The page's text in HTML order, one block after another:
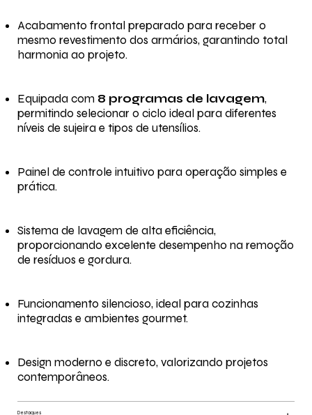
Acabamento frontal preparado para receber o
mesmo revestimento dos armários, garantindo total
harmonia ao projeto.
Equipada com 8 programas de lavagem,
permitindo selecionar o ciclo ideal para diferentes
níveis de sujeira e tipos de utensílios.
Painel de controle intuitivo para operação simples e
prática.
Sistema de lavagem de alta eficiência,
proporcionando excelente desempenho na remoção
de resíduos e gordura.
Funcionamento silencioso, ideal para cozinhas
integradas e ambientes gourmet.
Design moderno e discreto, valorizando projetos
contemporâneos.
Destaques